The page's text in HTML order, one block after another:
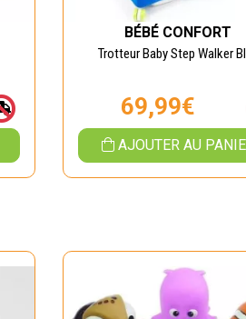
BÉBÉ CONFORT
Trotteur Baby Step Walker
69,99€
AJOUTER AU